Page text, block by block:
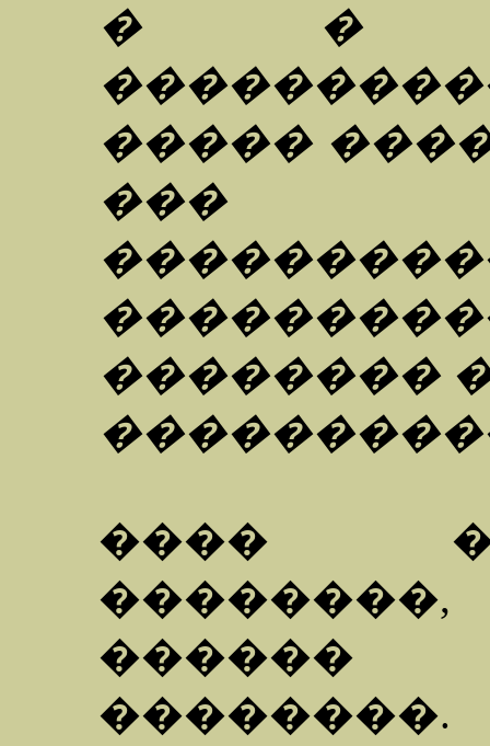
� �
�����
���
��������
����
������
��������.